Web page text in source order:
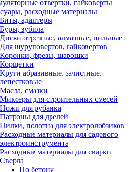
отвертки, гайковерты
расходные материалы
Биты, адаптеры
Буры, зубила
Диски отрезные, алмазные, пильные
Для шуруповертов, гайковертов
Коронки, фрезы, шарошки
Корщетки
Круги абразивные, зачистные,
лепестковые
Масла, смазки
Миксеры для строительных смесей
Ножи для рубанка
Патроны для дрелей
Пилки, полотна для электролобзиков
Расходные материалы для садового
электроинструмента
Расходные материалы для сварки
Сверла
По бетону